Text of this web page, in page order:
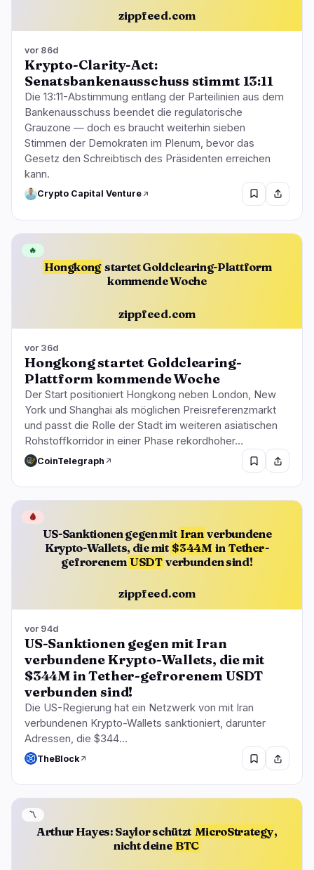
zippfeed.com
vor 86d
Krypto-Clarity-Act:
Senatsbankenausschuss stimmt 13:11
Die 13:11-Abstimmung entlang der Parteilinien aus dem
Bankenausschuss beendet die regulatorische
Grauzone — doch es braucht weiterhin sieben
Stimmen der Demokraten im Plenum, bevor das
Gesetz den Schreibtisch des Präsidenten erreichen
kann.
Crypto Capital Venture
Hongkong startet Goldclearing-Plattform
kommende Woche
zippfeed.com
🔥
vor 36d
Hongkong startet Goldclearing-
Plattform kommende Woche
Der Start positioniert Hongkong neben London, New
York und Shanghai als möglichen Preisreferenzmarkt
und passt die Rolle der Stadt im weiteren asiatischen
Rohstoffkorridor in einer Phase rekordhoher…
CoinTelegraph
US-Sanktionen gegen mit Iran verbundene
Krypto-Wallets, die mit $344M in Tether-
gefrorenem USDT verbunden sind!
zippfeed.com
🩸
vor 94d
US-Sanktionen gegen mit Iran
verbundene Krypto-Wallets, die mit
$344M in Tether-gefrorenem USDT
verbunden sind!
Die US-Regierung hat ein Netzwerk von mit Iran
verbundenen Krypto-Wallets sanktioniert, darunter
Adressen, die $344…
TheBlock
Arthur Hayes: Saylor schützt MicroStrategy,
nicht deine BTC
〽️